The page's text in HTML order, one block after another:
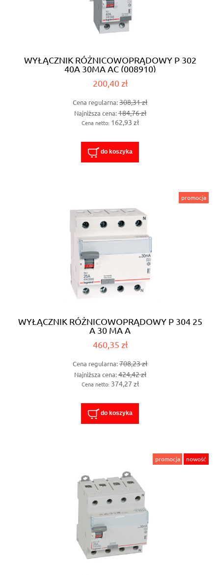
WYŁĄCZNIK RÓŻNICOWOPRĄDOWY P 302
40A 30MA AC (008910)
200,40 zł
Cena regularna:308,31 zł
Najniższa cena:184,76 zł
Cena netto: 162,93 zł
do koszyka
WYŁĄCZNIK RÓŻNICOWOPRĄDOWY P 304 25
A 30 MA A
460,35 zł
Cena regularna:708,23 zł
Najniższa cena:424,42 zł
Cena netto: 374,27 zł
do koszyka
promocja
promocja nowość